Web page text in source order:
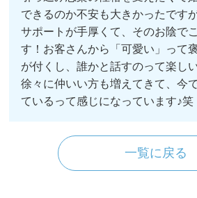
できるのか不安も大きかったです
サポートが手厚くて、そのお陰で
す！お客さんから「可愛い」って
が付くし、誰かと話すのって楽し
徐々に仲いい方も増えてきて、今
ているって感じになっています♪笑
一覧に戻る